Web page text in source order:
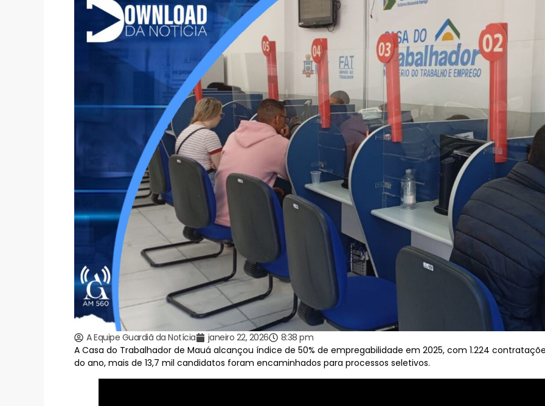
A Equipe Guardiã da Notícia janeiro 22, 2026
8:38 pm
A Casa do Trabalhador de Mauá alcançou índice de 50% de empregabilidade em 2025, com 1.224
do ano, mais de 13,7 mil candidatos foram encaminhados para processos seletivos.